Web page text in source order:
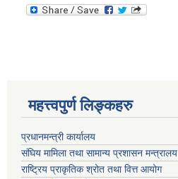
महत्त्वपुर्ण लिङ्कहरु
प्रधानमन्त्री कार्यालय
संघिय मामिला तथा सामान्य प्रशासन मन्त्रालय
राष्ट्रिय प्राकृतिक श्रोत तथा वित्त आयोग